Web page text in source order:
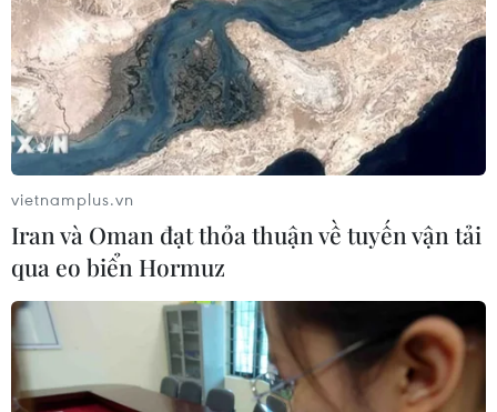
vietnamplus.vn
Iran và Oman đạt thỏa thuận về tuyến vận tải
qua eo biển Hormuz